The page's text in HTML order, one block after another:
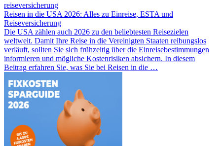
reiseversicherung
Reisen in die USA 2026: Alles zu Einreise, ESTA und
Reiseversicherung
Die USA zählen auch 2026 zu den beliebtesten Reisezielen
weltweit. Damit Ihre Reise in die Vereinigten Staaten reibungslos
verläuft, sollten Sie sich frühzeitig über die Einreisebestimmungen
informieren und mögliche Kostenrisiken absichern. In diesem
Beitrag erfahren Sie, was Sie bei Reisen in die …